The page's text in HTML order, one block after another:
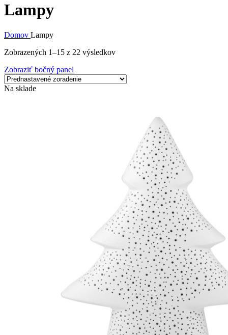
Lampy
Domov Lampy
Zobrazených 1–15 z 22 výsledkov
Zobraziť bočný panel
Na sklade